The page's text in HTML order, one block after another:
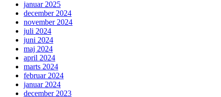
januar 2025
december 2024
november 2024
juli 2024
juni 2024
maj 2024
april 2024
marts 2024
februar 2024
januar 2024
december 2023